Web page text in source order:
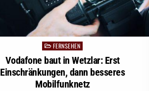
Posted
in
FERNSEHEN
Vodafone baut in Wetzlar: Erst
Einschränkungen, dann besseres
Mobilfunknetz